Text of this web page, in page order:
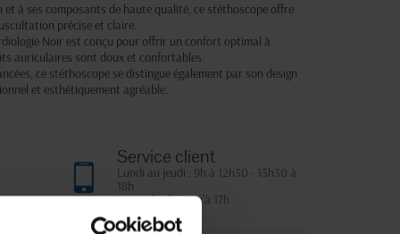
à ses composants de haute qualité, ce stéthoscope offre
précise et claire.
Noir est conçu pour offrir un confort optimal à
auriculaires sont doux et confortables.
ce stéthoscope se distingue également par son design
et esthétiquement agréable.
Service client
Lundi au jeudi : 9h à 12h30 - 13h30 à
18h
Le vendredi jusqu'à 17h